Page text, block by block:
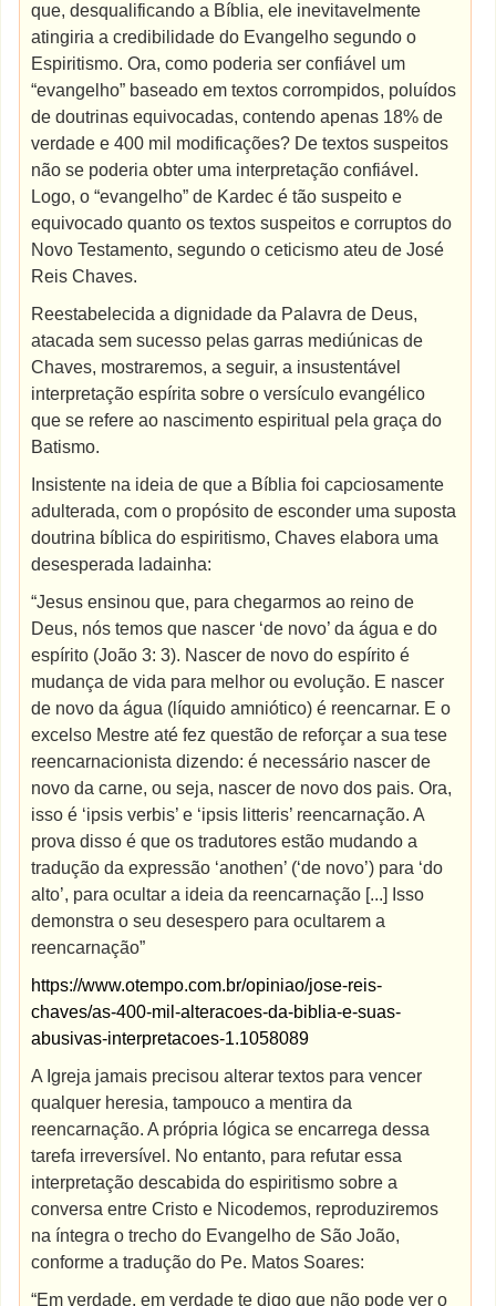
que, desqualificando a Bíblia, ele inevitavelmente
atingiria a credibilidade do Evangelho segundo o
Espiritismo. Ora, como poderia ser confiável um
“evangelho” baseado em textos corrompidos, poluídos
de doutrinas equivocadas, contendo apenas 18% de
verdade e 400 mil modificações? De textos suspeitos
não se poderia obter uma interpretação confiável.
Logo, o “evangelho” de Kardec é tão suspeito e
equivocado quanto os textos suspeitos e corruptos do
Novo Testamento, segundo o ceticismo ateu de José
Reis Chaves.
Reestabelecida a dignidade da Palavra de Deus,
atacada sem sucesso pelas garras mediúnicas de
Chaves, mostraremos, a seguir, a insustentável
interpretação espírita sobre o versículo evangélico
que se refere ao nascimento espiritual pela graça do
Batismo.
Insistente na ideia de que a Bíblia foi capciosamente
adulterada, com o propósito de esconder uma suposta
doutrina bíblica do espiritismo, Chaves elabora uma
desesperada ladainha:
“Jesus ensinou que, para chegarmos ao reino de
Deus, nós temos que nascer ‘de novo’ da água e do
espírito (João 3: 3). Nascer de novo do espírito é
mudança de vida para melhor ou evolução. E nascer
de novo da água (líquido amniótico) é reencarnar. E o
excelso Mestre até fez questão de reforçar a sua tese
reencarnacionista dizendo: é necessário nascer de
novo da carne, ou seja, nascer de novo dos pais. Ora,
isso é ‘ipsis verbis’ e ‘ipsis litteris’ reencarnação. A
prova disso é que os tradutores estão mudando a
tradução da expressão ‘anothen’ (‘de novo’) para ‘do
alto’, para ocultar a ideia da reencarnação [...] Isso
demonstra o seu desespero para ocultarem a
reencarnação”
https://www.otempo.com.br/opiniao/jose-reis-
chaves/as-400-mil-alteracoes-da-biblia-e-suas-
abusivas-interpretacoes-1.1058089
A Igreja jamais precisou alterar textos para vencer
qualquer heresia, tampouco a mentira da
reencarnação. A própria lógica se encarrega dessa
tarefa irreversível. No entanto, para refutar essa
interpretação descabida do espiritismo sobre a
conversa entre Cristo e Nicodemos, reproduziremos
na íntegra o trecho do Evangelho de São João,
conforme a tradução do Pe. Matos Soares:
“Em verdade, em verdade te digo que não pode ver o